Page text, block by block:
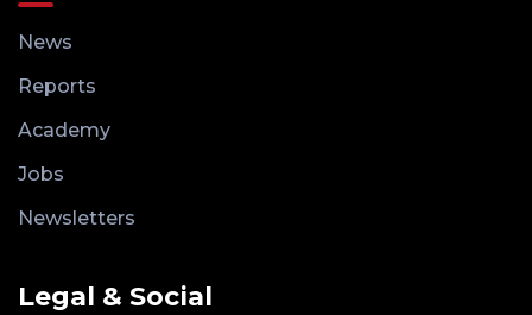
News
Reports
Academy
Jobs
Newsletters
Legal & Social